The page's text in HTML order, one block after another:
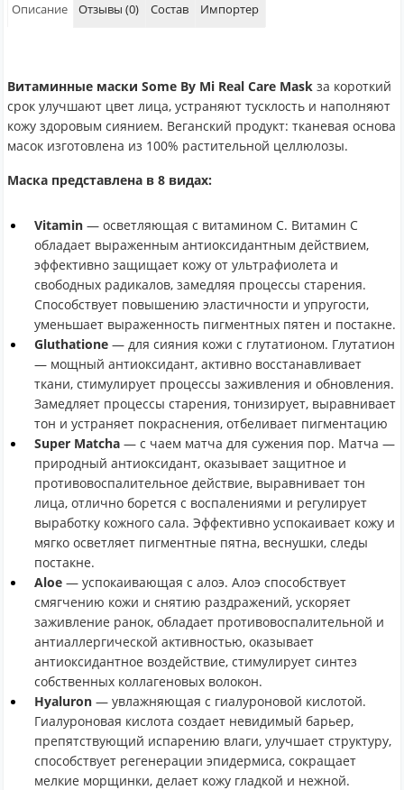
Описание Отзывы (0) Состав Импортер
Витаминные маски Some By Mi Real Care Mask за короткий
срок улучшают цвет лица, устраняют тусклость и наполняют
кожу здоровым сиянием. Веганский продукт: тканевая основа
масок изготовлена из 100% растительной целлюлозы.
Маска представлена в 8 видах:
Vitamin — осветляющая с витамином С. Витамин С
обладает выраженным антиоксидантным действием,
эффективно защищает кожу от ультрафиолета и
свободных радикалов, замедляя процессы старения.
Способствует повышению эластичности и упругости,
уменьшает выраженность пигментных пятен и постакне.
Gluthatione — для сияния кожи с глутатионом. Глутатион
— мощный антиоксидант, активно восстанавливает
ткани, стимулирует процессы заживления и обновления.
Замедляет процессы старения, тонизирует, выравнивает
тон и устраняет покраснения, отбеливает пигментацию
Super Matcha — с чаем матча для сужения пор. Матча —
природный антиоксидант, оказывает защитное и
противовоспалительное действие, выравнивает тон
лица, отлично борется с воспалениями и регулирует
выработку кожного сала. Эффективно успокаивает кожу и
мягко осветляет пигментные пятна, веснушки, следы
постакне.
Aloe — успокаивающая с алоэ. Алоэ способствует
смягчению кожи и снятию раздражений, ускоряет
заживление ранок, обладает противовоспалительной и
антиаллергической активностью, оказывает
антиоксидантное воздействие, стимулирует синтез
собственных коллагеновых волокон.
Hyaluron — увлажняющая с гиалуроновой кислотой.
Гиалуроновая кислота cоздает невидимый барьер,
препятствующий испарению влаги, улучшает структуру,
способствует регенерации эпидермиса, сокращает
мелкие морщинки, делает кожу гладкой и нежной.